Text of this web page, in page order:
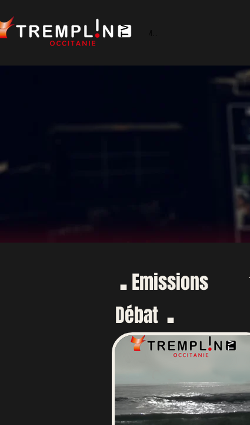
Menu
.Emissions
Débat .